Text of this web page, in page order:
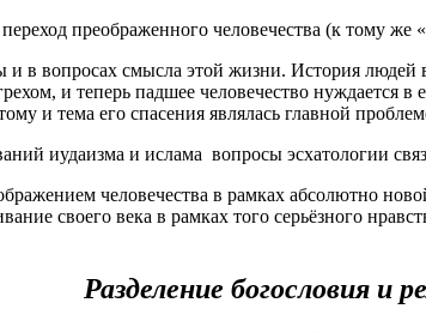
преображенного человечества (к тому
в вопросах смысла этой жизни. История
и теперь падшее человечество нуждается
и тема его спасения являлась главной
иудаизма и ислама вопросы эсхатологии
человечества в рамках абсолютно
своего века в рамках того серьёзного
Разделение богословия и